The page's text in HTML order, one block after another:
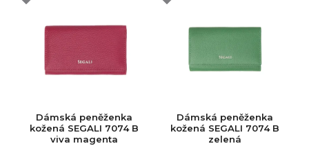
Dámská peněženka
kožená SEGALI 7074 B
viva magenta
Dámská peněženka
kožená SEGALI 7074 B
zelená